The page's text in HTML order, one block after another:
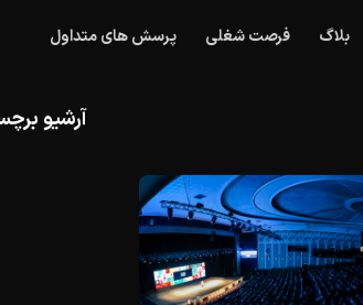
بلاگ فرصت شغلی پرسش های متداول
آرشیو